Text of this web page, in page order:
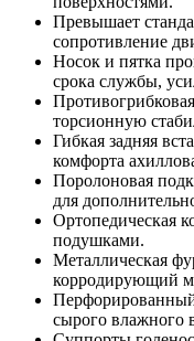
Превышает
сопротивление
Носок и пятка
срока службы,
торсионную
Гибкая задняя
комфорта
Поролоновая
для
Ортопедическая
подушками.
Металлическая
корродирующий
Перфорированный
сырого влажного